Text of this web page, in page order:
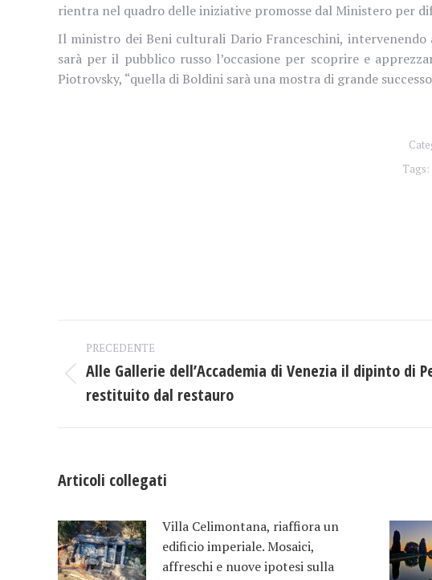
rientra nel quadro delle iniziative promosse dal Ministero per
Il ministro dei Beni culturali Dario Franceschini,
sarà per il pubblico russo l’occasione per scoprire e
Piotrovsky, “quella di Boldini sarà una mostra di grande
Tags:
Naviga
tra
PRECEDENTE
Post
precedente:
Alle Gallerie dell’Accademia di Venezia il dipinto di
restituito dal restauro
Articoli collegati
Villa Celimontana, riaffiora un
edificio imperiale. Mosaici,
affreschi e nuove ipotesi sulla